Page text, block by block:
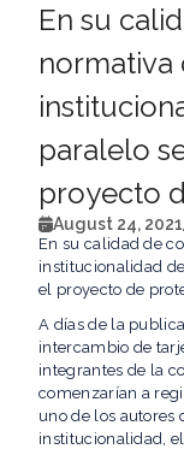
En su
normativa
paralelo
proyecto
August 24, 2021
En su calidad de
institucionalidad
el proyecto de
A días de la
intercambio de
integrantes de la
comenzarían a
uno de los autores
institucionalidad,